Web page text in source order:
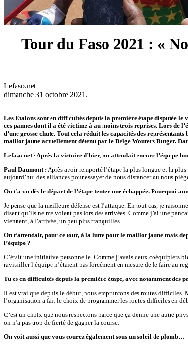
Tour du Faso 2021 : «
Lefaso.net
dimanche 31 octobre 2021.
Les Etalons sont en difficultés depuis la première étape disputée
ces pannes dont il a été victime à au moins trois reprises. Lors de
d’une grosse chute. Tout cela réduit les capacités des
maillot jaune actuellement détenu par le Belge Wouters Rutger.
Lefaso.net : Après la victoire d’hier, on attendait encore l’équipe
Paul Daumont : Après avoir remporté l’étape la plus longue et la
aujourd’hui des alliances pour essayer de nous distancer ou nous
On t’a vu dès le départ de l’étape tenter une échappée. Pourquoi
Je pense que la meilleure défense est l’attaque. En tout cas, je
disent qu’ils ne me voient pas lors des arrivées. Comme j’ai une
viennent, à l’arrivée, un peu plus tranquilles.
On t’attendait, pour ce tour, à la lutte pour le maillot jaune mais
l’équipe ?
C’était une initiative personnelle. Comme j’avais deux coéquipiers
ravitailler l’équipe n’étaient pas forcément en mesure de le faire au
Tu es en difficultés depuis la première étape, avec notamment
Il est vrai que depuis le début, nous empruntons des routes difficiles.
l’organisation a fait le choix de programmer les routes difficiles en
C’est un choix que nous respectons parce que ça donne une autre
on n’a pas trop de fierté de gagner la course.
On voit aussi que vous courez également sous un soleil de plomb…